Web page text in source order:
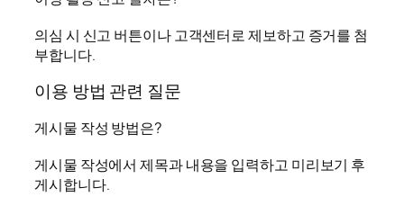
의심 시 신고 버튼이나 고객센터로 제보하고 증거를 첨
부합니다.
이용 방법 관련 질문
게시물 작성 방법은?
게시물 작성에서 제목과 내용을 입력하고 미리보기 후
게시합니다.